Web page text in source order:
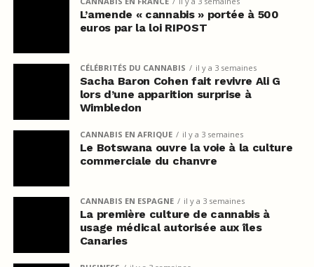
L’amende « cannabis » portée à 500
euros par la loi RIPOST
CÉLÉBRITÉS DU CANNABIS il y a 3 semaines
Sacha Baron Cohen fait revivre Ali G
lors d’une apparition surprise à
Wimbledon
CANNABIS EN AFRIQUE il y a 3 semaines
Le Botswana ouvre la voie à la culture
commerciale du chanvre
CANNABIS EN ESPAGNE il y a 3 semaines
La première culture de cannabis à
usage médical autorisée aux îles
Canaries